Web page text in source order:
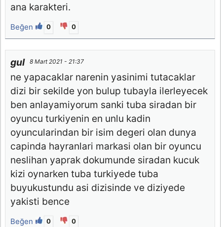
ana karakteri.
Beğen 0 0
gul 8 Mart 2021 - 21:37
ne yapacaklar narenin yasinimi tutacaklar
dizi bir sekilde yon bulup tubayla ilerleyecek
ben anlayamiyorum sanki tuba siradan bir
oyuncu turkiyenin en unlu kadin
oyuncularindan bir isim degeri olan dunya
capinda hayranlari markasi olan bir oyuncu
neslihan yaprak dokumunde siradan kucuk
kizi oynarken tuba turkiyede tuba
buyukustundu asi dizisinde ve diziyede
yakisti bence
Beğen 0 0